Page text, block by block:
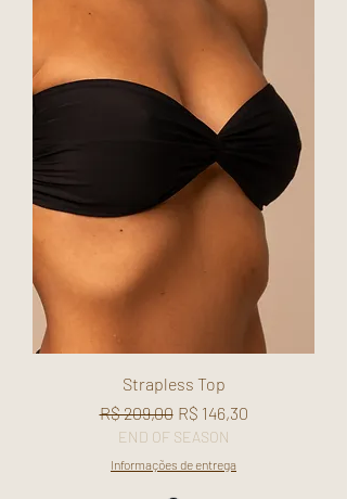
Strapless Top
Regular Price
R$ 209,00 Sale Price
R$ 146,30
END OF SEASON
Informações de entrega